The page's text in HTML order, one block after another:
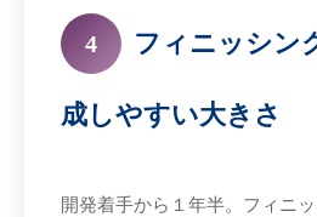
4 フィニッシン
成しやすい大きさ
開発着手から１年半。フィニ